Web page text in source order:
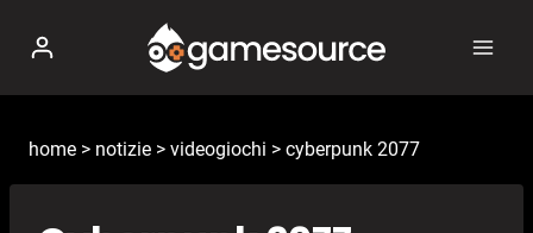
contenuto
home > notizie > videogiochi > cyberpunk 2077